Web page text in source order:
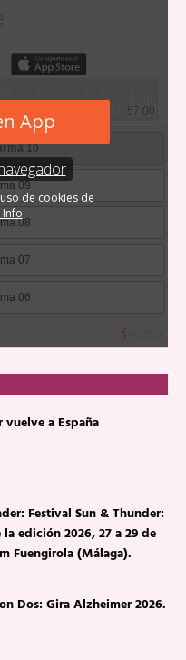
a España
Festival Sun & Thunder:
edición 2026, 27 a 29 de
Fuengirola (Málaga).
Dos: Gira Alzheimer 2026.